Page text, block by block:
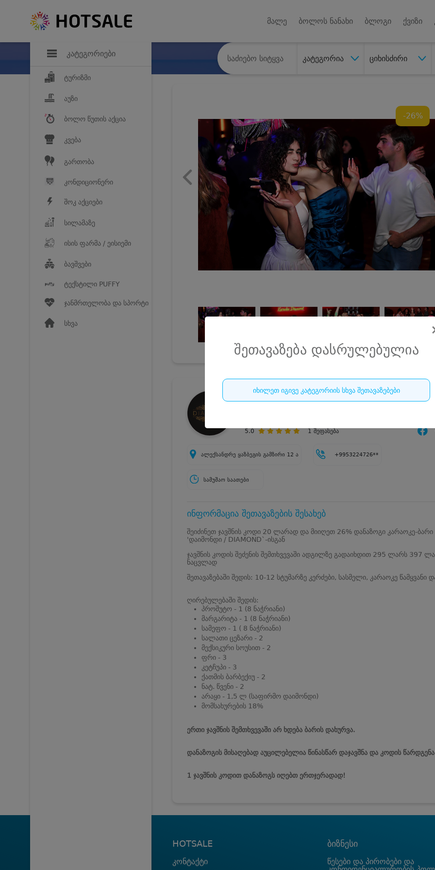
კატეგორიები
ტურიზმი
აუზი
ბოლო წუთის აქცია
კვება
გართობა
კონდიციონერი
შოკ აქციები
სილამაზე
ისის ფარმა / ეისიემი
ბავშვები
ტექსტილი PUFFY
ჯანმრთელობა და სპორტი
სხვა
მალე ბოლოს ნანახი ბლოგი ქვიზი
კატეგორია ციხისძირი
შეთავაზება დასრულებულია
იხილეთ იგივე კატეგორიის სხვა შეთავაზებები
-26%
კარაოკე ბარი დაიმონდი • DIAMOND
5.0 1 შეფასება
ალექსანდრე ყაზბეგის გამზირი 12 ა +9953224726**
სამუშაო საათები
ინფორმაცია შეთავაზების შესახებ
შეიძინეთ ჯავშნის კოდი 20 ლარად და მიიღეთ 26% დანაზოგი კარაოკე-ბარი
'დაიმონდი / DIAMOND`-ისგან
ჯავშნის კოდის შეძენის შემთხვევაში ადგილზე გადაიხდით 295 ლარს 397
ნაცვლად
შეთავაზებაში შედის: 10-12 სტუმარზე კერძები, სასმელი, კარაოკე წამყვანი
ღირებულებაში შედის:
პროშუტო - 1 (8 ნაჭრიანი)
მარგარიტა - 1 (8 ნაჭრიანი)
სამეფო - 1 ( 8 ნაჭრიანი)
სალათი ცეზარი - 2
მექსიკური სოუსით - 2
ფრი - 3
კეტჩუპი - 3
ქათმის ბარბექიუ - 2
ნატ. წვენი - 2
არაყი - 1,5 ლ (საფირმო დაიმონდი)
მომსახურების 18%
ერთი ჯავშნის შემთხვევაში არ ხდება ბარის დახურვა.
დანაზოგის მისაღებად აუცილებელია წინასწარ დაჯავშნა და კოდის
1 ჯავშნის კოდით დანაზოგს იღებთ ერთჯერადად!
HOTSALE
კონტაქტი
ბიზნესი
წესები და პირობები და